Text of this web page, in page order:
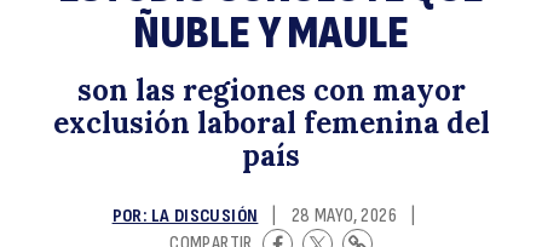
ÑUBLE Y MAULE
son las regiones con mayor
exclusión laboral femenina del
país
POR: LA DISCUSIÓN 28 MAYO, 2026